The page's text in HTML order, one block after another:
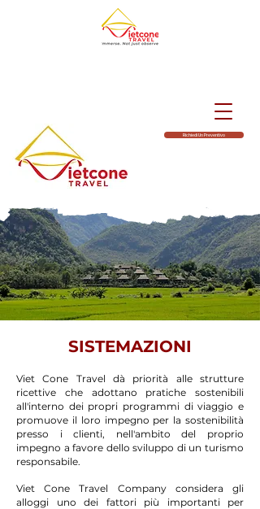
Richiedi Un Preventivo
SISTEMAZIONI
Viet Cone Travel dà priorità alle strutture
ricettive che adottano pratiche sostenibili
all'interno dei propri programmi di viaggio e
promuove il loro impegno per la sostenibilità
presso i clienti, nell'ambito del proprio
impegno a favore dello sviluppo di un turismo
responsabile.
Viet Cone Travel Company considera gli
alloggi uno dei fattori più importanti per